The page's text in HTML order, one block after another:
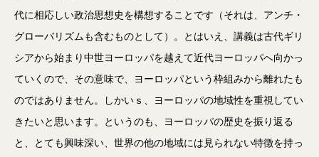
代に相応しい政治思想史を構想することです（それは、アンチ・
グローバリズムも含むものとして）。とはいえ、講義は古代ギリ
シアから始まり中世ヨーロッパを越えて近代ヨーロッパへ向かっ
ていくので、その意味で、ヨーロッパという枠組みから離れたも
のではありません。しかいｓ、ヨーロッパの地域性を重視してい
きたいと思います。というのも、ヨーロッパの歴史を振り返る
と、とても興味深い、世界の他の地域には見られない特徴を持っ